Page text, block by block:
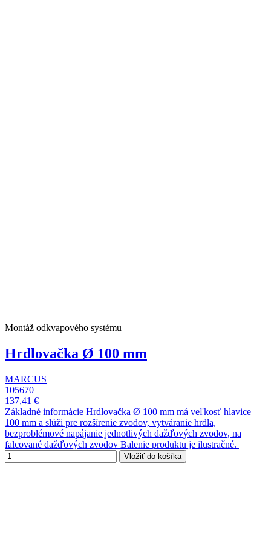
Montáž odkvapového systému
Hrdlovačka Ø 100 mm
MARCUS
105670
137,41 €
Základné informácie Hrdlovačka Ø 100 mm má veľkosť hlavice
100 mm a slúži pre rozšírenie zvodov, vytváranie hrdla,
bezproblémové napájanie jednotlivých dažďových zvodov, na
falcované dažďových zvodov Balenie produktu je ilustračné.
Vložiť do košíka